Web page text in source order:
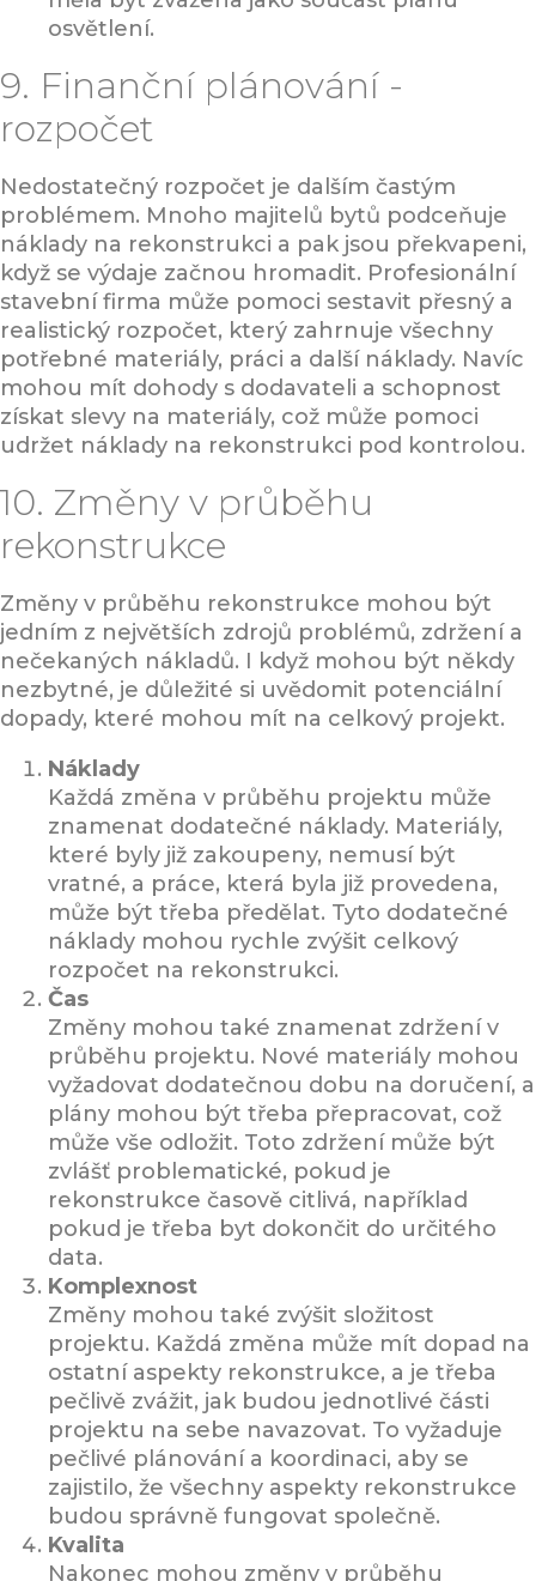
osvětlení.
9. Finanční plánování -
rozpočet
Nedostatečný rozpočet je dalším častým
problémem. Mnoho majitelů bytů podceňuje
náklady na rekonstrukci a pak jsou překvapeni,
když se výdaje začnou hromadit. Profesionální
stavební firma může pomoci sestavit přesný a
realistický rozpočet, který zahrnuje všechny
potřebné materiály, práci a další náklady. Navíc
mohou mít dohody s dodavateli a schopnost
získat slevy na materiály, což může pomoci
udržet náklady na rekonstrukci pod kontrolou.
10. Změny v průběhu
rekonstrukce
Změny v průběhu rekonstrukce mohou být
jedním z největších zdrojů problémů, zdržení a
nečekaných nákladů. I když mohou být někdy
nezbytné, je důležité si uvědomit potenciální
dopady, které mohou mít na celkový projekt.
Náklady
Každá změna v průběhu projektu může
znamenat dodatečné náklady. Materiály,
které byly již zakoupeny, nemusí být
vratné, a práce, která byla již provedena,
může být třeba předělat. Tyto dodatečné
náklady mohou rychle zvýšit celkový
rozpočet na rekonstrukci.
Čas
Změny mohou také znamenat zdržení v
průběhu projektu. Nové materiály mohou
vyžadovat dodatečnou dobu na doručení, a
plány mohou být třeba přepracovat, což
může vše odložit. Toto zdržení může být
zvlášť problematické, pokud je
rekonstrukce časově citlivá, například
pokud je třeba byt dokončit do určitého
data.
Komplexnost
Změny mohou také zvýšit složitost
projektu. Každá změna může mít dopad na
ostatní aspekty rekonstrukce, a je třeba
pečlivě zvážit, jak budou jednotlivé části
projektu na sebe navazovat. To vyžaduje
pečlivé plánování a koordinaci, aby se
zajistilo, že všechny aspekty rekonstrukce
budou správně fungovat společně.
Kvalita
Nakonec mohou změny v průběhu